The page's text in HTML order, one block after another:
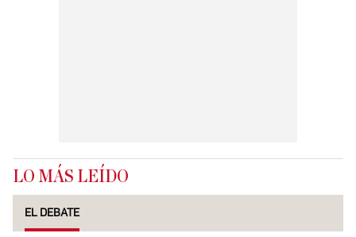
LO MÁS LEÍDO
EL DEBATE